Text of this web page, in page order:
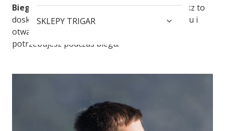
SKLEPY TRIGAR
Biegaj bezpiecznie, słuchaj świadomie.Shokz to
doskonałe połączenie komfortu, jakości dźwięku i
otwartości na otoczenie – wszystko, czego
potrzebujesz podczas biegu.